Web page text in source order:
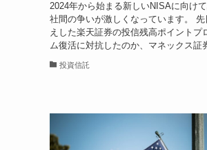
2024年から始まる新しいNISAに向け
社間の争いが激しくなっています。 先
えした楽天証券の投信残高ポイントプ
ム復活に対抗したのか、マネックス証
投資信託